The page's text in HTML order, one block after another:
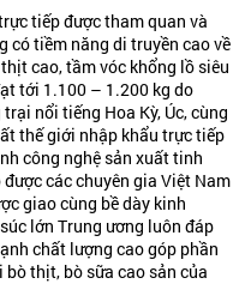
tiếp được tham quan và
có tiềm năng di truyền cao về
cao, tầm vóc khổng lồ siêu
tới 1.100 – 1.200 kg do
nổi tiếng Hoa Kỳ, Úc, cùng
thế giới nhập khẩu trực tiếp
công nghệ sản xuất tinh
các chuyên gia Việt Nam
giao cùng bề dày kinh
lớn Trung ương luôn đáp
chất lượng cao góp phần
thịt, bò sữa cao sản của